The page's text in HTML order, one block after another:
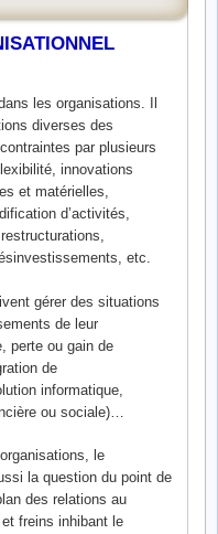
les organisations. Il
diverses des
par plusieurs
innovations
et matérielles,
d’activités,
etc.
gérer des situations
de leur
perte ou gain de
de
informatique,
ou sociale)…
le
la question du point de
des relations au
freins inhibant le